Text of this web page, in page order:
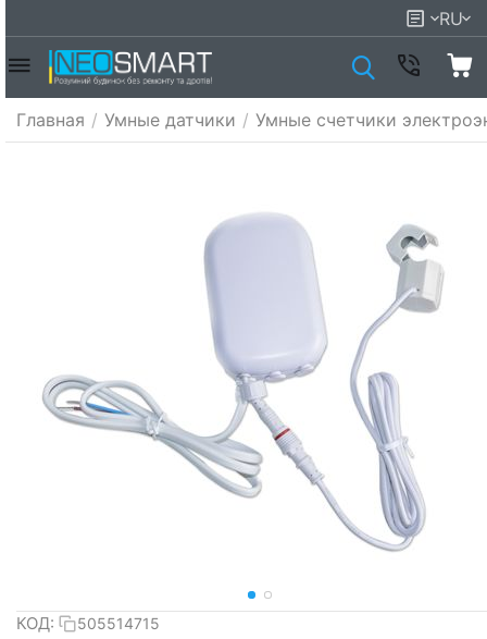
RU
Главная / Умные датчики / Умные счетчики
КОД: 505514715